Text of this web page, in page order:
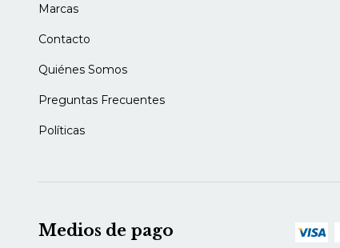
Marcas
Contacto
Quiénes Somos
Preguntas Frecuentes
Políticas
Medios de pago